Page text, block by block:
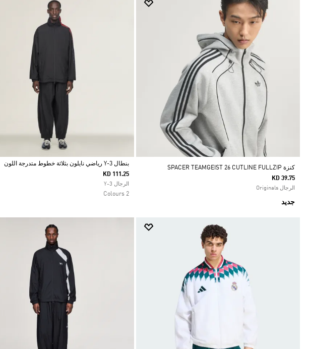
كنزة SPACER TEAMGEIST 26 CUTLINE FULLZIP
KD 39.75
الرجال Originals
جديد
Selected
بنطال Y-3 رياضي نايلون بثلاثة خطوط متدرجة اللون
KD 111.25
الرجال Y-3
2 Colours